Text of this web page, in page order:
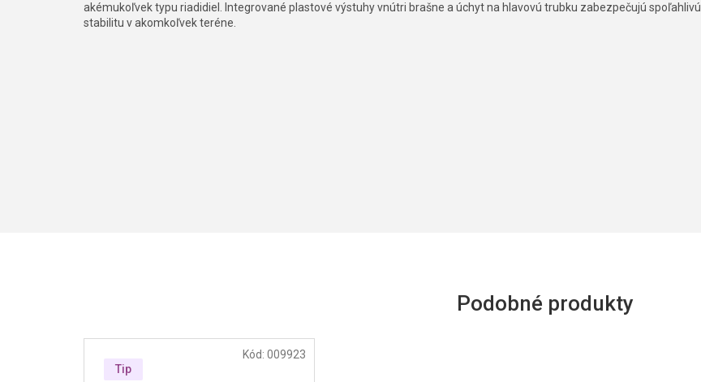
akémukoľvek typu riadidiel. Integrované plastové výstuhy vnútri brašne a úchyt na hlavovú trubku zabezpečujú spoľahlivú
stabilitu v akomkoľvek teréne.
Tip
Kód:009923